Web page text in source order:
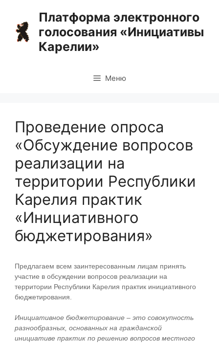
содержимому
Платформа электронного
голосования «Инициативы
Карелии»
Меню
Проведение опроса
«Обсуждение вопросов
реализации на
территории Республики
Карелия практик
«Инициативного
бюджетирования»
Опрос
2021
Предлагаем всем заинтересованным лицам принять
участие в обсуждении вопросов реализации на
территории Республики Карелия практик инициативного
бюджетирования.
Инициативное бюджетирование – это совокупность
разнообразных, основанных на гражданской
инициативе практик по решению вопросов местного